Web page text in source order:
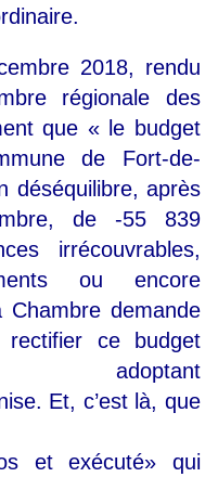
2018, rendu
régionale des
que « le budget
de Fort-de-
déséquilibre, après
de -55 839
irrécouvrables,
ou encore
demande
ce budget
Et, c’est là, que
et exécuté» qui